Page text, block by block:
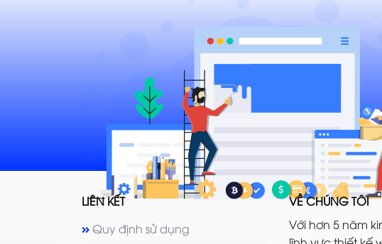
LIÊN KẾT
Quy định sử dụng
VỀ CHÚNG TÔI
Với hơn 5 năm